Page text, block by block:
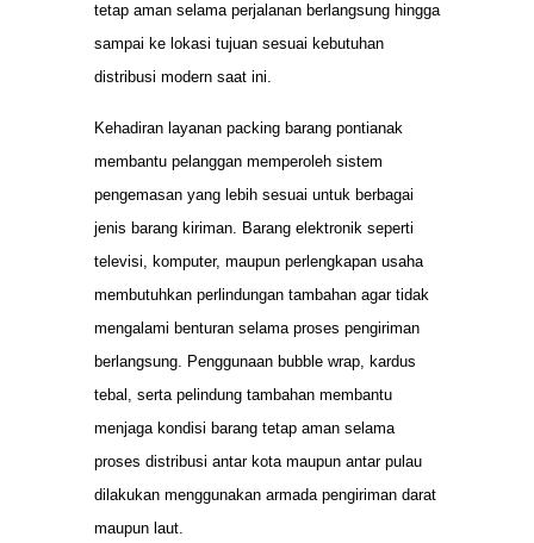
tetap aman selama perjalanan berlangsung hingga
sampai ke lokasi tujuan sesuai kebutuhan
distribusi modern saat ini.
Kehadiran layanan packing barang pontianak
membantu pelanggan memperoleh sistem
pengemasan yang lebih sesuai untuk berbagai
jenis barang kiriman. Barang elektronik seperti
televisi, komputer, maupun perlengkapan usaha
membutuhkan perlindungan tambahan agar tidak
mengalami benturan selama proses pengiriman
berlangsung. Penggunaan bubble wrap, kardus
tebal, serta pelindung tambahan membantu
menjaga kondisi barang tetap aman selama
proses distribusi antar kota maupun antar pulau
dilakukan menggunakan armada pengiriman darat
maupun laut.